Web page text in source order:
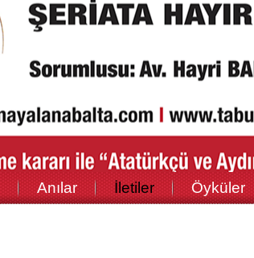
Anılar İletiler Öyküler